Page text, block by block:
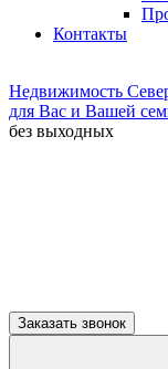
Контакты
Недвижимость
для Вас и Вашей
без выходных
Заказать звонок